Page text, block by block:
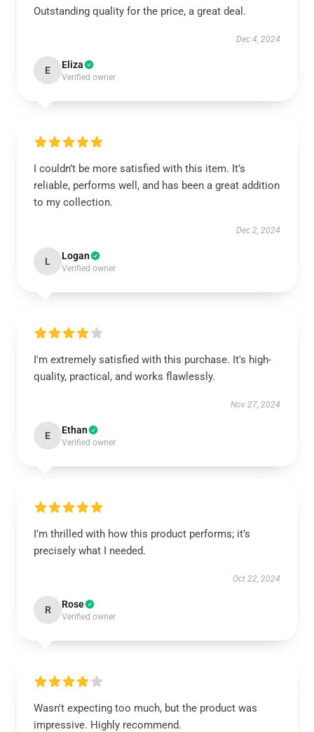
Outstanding quality for the price, a great deal.
Dec 4, 2024
E Eliza
Verified owner
I couldn’t be more satisfied with this item. It’s
reliable, performs well, and has been a great addition
to my collection.
Dec 2, 2024
L Logan
Verified owner
I'm extremely satisfied with this purchase. It's high-
quality, practical, and works flawlessly.
Nov 27, 2024
E Ethan
Verified owner
I’m thrilled with how this product performs; it’s
precisely what I needed.
Oct 22, 2024
R Rose
Verified owner
Wasn't expecting too much, but the product was
impressive. Highly recommend.